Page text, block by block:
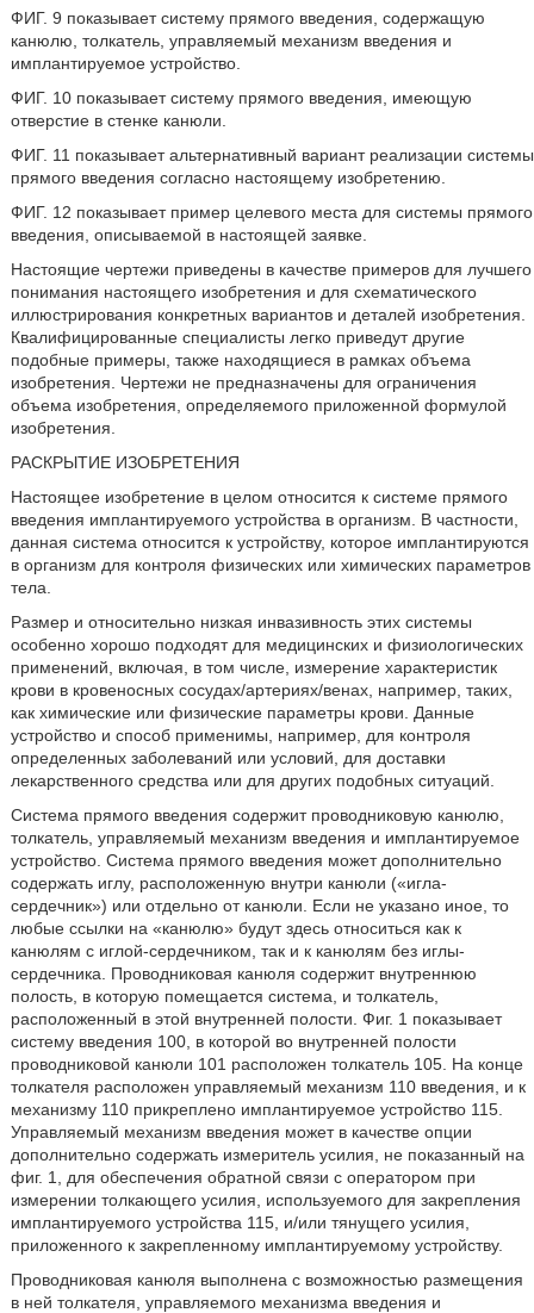
ФИГ. 9 показывает систему прямого введения, содержащую
канюлю, толкатель, управляемый механизм введения и
имплантируемое устройство.
ФИГ. 10 показывает систему прямого введения, имеющую
отверстие в стенке канюли.
ФИГ. 11 показывает альтернативный вариант реализации системы
прямого введения согласно настоящему изобретению.
ФИГ. 12 показывает пример целевого места для системы прямого
введения, описываемой в настоящей заявке.
Настоящие чертежи приведены в качестве примеров для лучшего
понимания настоящего изобретения и для схематического
иллюстрирования конкретных вариантов и деталей изобретения.
Квалифицированные специалисты легко приведут другие
подобные примеры, также находящиеся в рамках объема
изобретения. Чертежи не предназначены для ограничения
объема изобретения, определяемого приложенной формулой
изобретения.
РАСКРЫТИЕ ИЗОБРЕТЕНИЯ
Настоящее изобретение в целом относится к системе прямого
введения имплантируемого устройства в организм. В частности,
данная система относится к устройству, которое имплантируются
в организм для контроля физических или химических параметров
тела.
Размер и относительно низкая инвазивность этих системы
особенно хорошо подходят для медицинских и физиологических
применений, включая, в том числе, измерение характеристик
крови в кровеносных сосудах/артериях/венах, например, таких,
как химические или физические параметры крови. Данные
устройство и способ применимы, например, для контроля
определенных заболеваний или условий, для доставки
лекарственного средства или для других подобных ситуаций.
Система прямого введения содержит проводниковую канюлю,
толкатель, управляемый механизм введения и имплантируемое
устройство. Система прямого введения может дополнительно
содержать иглу, расположенную внутри канюли («игла-
сердечник») или отдельно от канюли. Если не указано иное, то
любые ссылки на «канюлю» будут здесь относиться как к
канюлям с иглой-сердечником, так и к канюлям без иглы-
сердечника. Проводниковая канюля содержит внутреннюю
полость, в которую помещается система, и толкатель,
расположенный в этой внутренней полости. Фиг. 1 показывает
систему введения 100, в которой во внутренней полости
проводниковой канюли 101 расположен толкатель 105. На конце
толкателя расположен управляемый механизм 110 введения, и к
механизму 110 прикреплено имплантируемое устройство 115.
Управляемый механизм введения может в качестве опции
дополнительно содержать измеритель усилия, не показанный на
фиг. 1, для обеспечения обратной связи с оператором при
измерении толкающего усилия, используемого для закрепления
имплантируемого устройства 115, и/или тянущего усилия,
приложенного к закрепленному имплантируемому устройству.
Проводниковая канюля выполнена с возможностью размещения
в ней толкателя, управляемого механизма введения и